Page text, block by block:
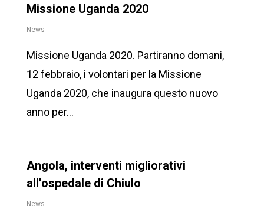
Missione Uganda 2020
News
Missione Uganda 2020. Partiranno domani,
12 febbraio, i volontari per la Missione
Uganda 2020, che inaugura questo nuovo
anno per…
Angola, interventi migliorativi
all’ospedale di Chiulo
News